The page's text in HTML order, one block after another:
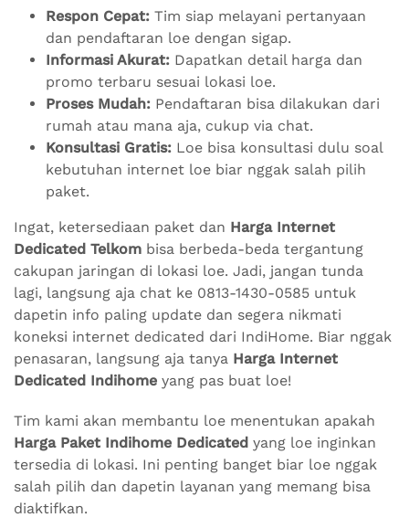
Respon Cepat: Tim siap melayani pertanyaan
dan pendaftaran loe dengan sigap.
Informasi Akurat: Dapatkan detail harga dan
promo terbaru sesuai lokasi loe.
Proses Mudah: Pendaftaran bisa dilakukan dari
rumah atau mana aja, cukup via chat.
Konsultasi Gratis: Loe bisa konsultasi dulu soal
kebutuhan internet loe biar nggak salah pilih
paket.
Ingat, ketersediaan paket dan Harga Internet
Dedicated Telkom bisa berbeda-beda tergantung
cakupan jaringan di lokasi loe. Jadi, jangan tunda
lagi, langsung aja chat ke 0813-1430-0585 untuk
dapetin info paling update dan segera nikmati
koneksi internet dedicated dari IndiHome. Biar nggak
penasaran, langsung aja tanya Harga Internet
Dedicated Indihome yang pas buat loe!
Tim kami akan membantu loe menentukan apakah
Harga Paket Indihome Dedicated yang loe inginkan
tersedia di lokasi. Ini penting banget biar loe nggak
salah pilih dan dapetin layanan yang memang bisa
diaktifkan.